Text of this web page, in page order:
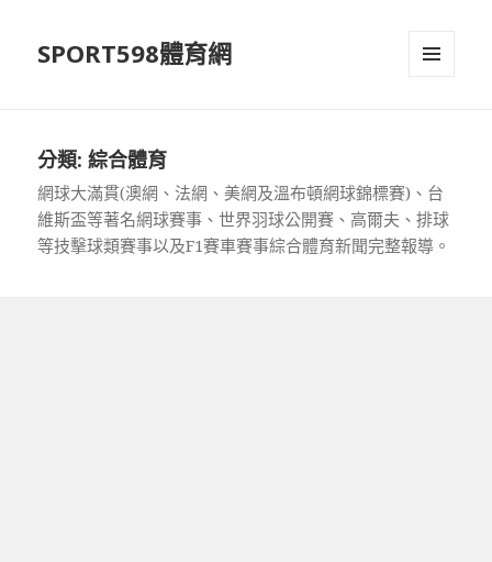
SPORT598體育網
分類:綜合體育
網球大滿貫(澳網、法網、美網及溫布頓網球錦標賽)、台
維斯盃等著名網球賽事、世界羽球公開賽、高爾夫、排球
等技擊球類賽事以及F1賽車賽事綜合體育新聞完整報導。